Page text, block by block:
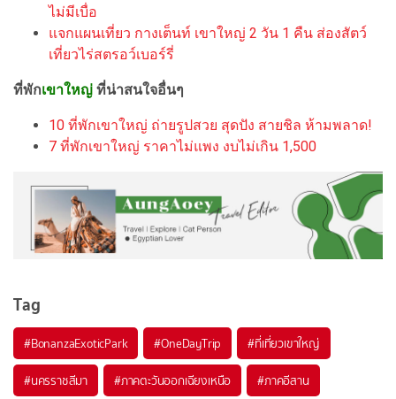
ไม่มีเบื่อ
แจกแผนเที่ยว กางเต็นท์ เขาใหญ่ 2 วัน 1 คืน ส่องสัตว์
เที่ยวไร่สตรอว์เบอร์รี่
ที่พักเขาใหญ่ ที่น่าสนใจอื่นๆ
10 ที่พักเขาใหญ่ ถ่ายรูปสวย สุดปัง สายชิล ห้ามพลาด!
7 ที่พักเขาใหญ่ ราคาไม่แพง งบไม่เกิน 1,500
Tag
#BonanzaExoticPark #OneDayTrip #ที่เที่ยวเขาใหญ่
#นครราชสีมา #ภาคตะวันออกเฉียงเหนือ #ภาคอีสาน